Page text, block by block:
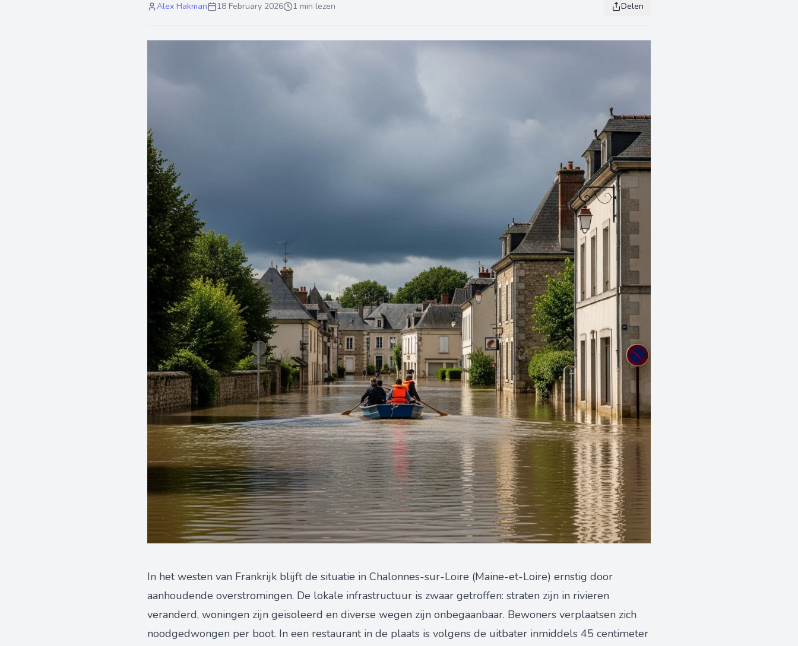
Alex Hakman 18 February 2026 1 min lezen Delen
In het westen van Frankrijk blijft de situatie in Chalonnes-sur-Loire (Maine-et-Loire) ernstig door
aanhoudende overstromingen. De lokale infrastructuur is zwaar getroffen: straten zijn in rivieren
veranderd, woningen zijn geïsoleerd en diverse wegen zijn onbegaanbaar. Bewoners verplaatsen zich
noodgedwongen per boot. In een restaurant in de plaats is volgens de uitbater inmiddels 45 centimeter